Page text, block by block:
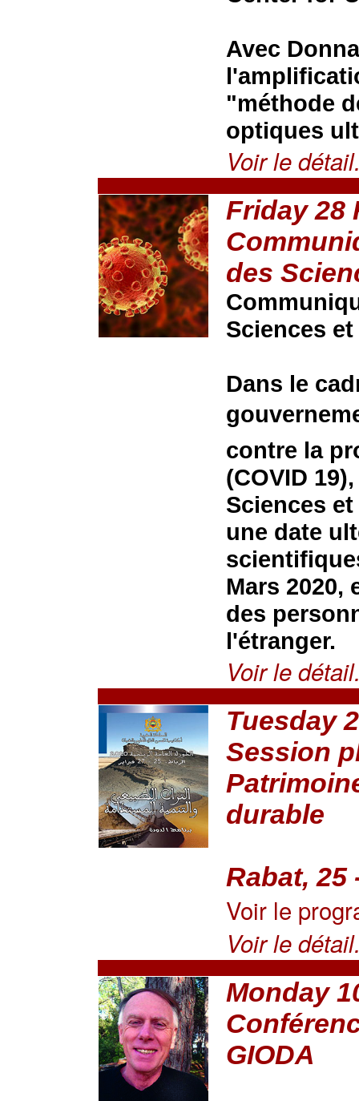
Avec
"méthode
optiques
Voir le
Friday 28
des
Sciences
Dans le
contre la
(COVID
Sciences
une date
Mars 2020,
des
l'étranger.
Voir le
Tuesday
Session
durable
Rabat, 25
Voir le
Voir le
Monday
GIODA